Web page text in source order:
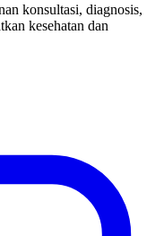
konsultasi, diagnosis,
kesehatan dan